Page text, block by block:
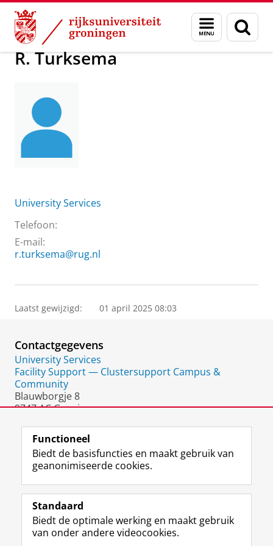
Skip
Content
Skip
Navigation
Menu
en
zoeken
Over ons R. Turksema
R. Turksema
University Services
Telefoon:
E-mail:
r.turksema@rug.nl
Laatst gewijzigd: 01 april 2025 08:03
Contactgegevens
University Services
Facility Support — Clustersupport Campus &
Community
Blauwborgje 8
9747 AC Groningen
Volg de RUG
F
a
e
b
L
i
k
e
R
S
-
f
I
n
t
Y
o
T
Studiekiezers
Functioneel
Biedt de basisfuncties en maakt gebruik van
geanonimiseerde cookies.
Standaard
Biedt de optimale werking en maakt gebruik
van onder andere videocookies.